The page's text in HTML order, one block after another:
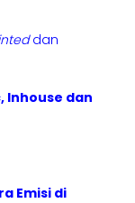
dan
Inhouse dan
Emisi di